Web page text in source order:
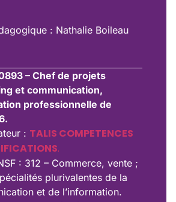
: Nathalie Boileau
– Chef de projets
et communication,
professionnelle de
: TALIS COMPETENCES
.
: 312 – Commerce, vente ;
plurivalentes de la
et de l’information.